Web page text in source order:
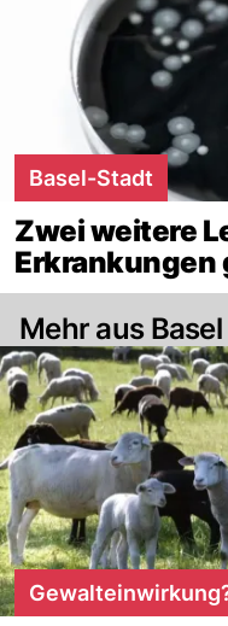
Basel-Stadt
Zwei weitere
Erkrankungen
Mehr aus Basel